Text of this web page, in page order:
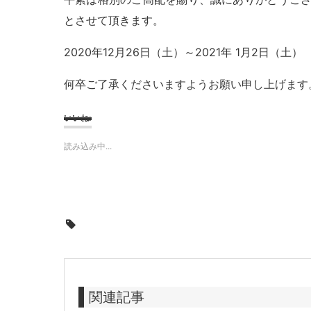
とさせて頂きます。
2020年12月26日（土）～2021年 1月2日（土）
何卒ご了承くださいますようお願い申し上げます
いいね:
読み込み中...
関連記事